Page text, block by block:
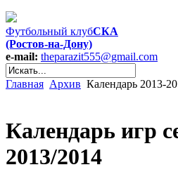
Футбольный клубСКА
(Ростов-на-Дону)
e-mail: theparazit555@gmail.com
Главная Архив Календарь 2013-
Календарь игр
2013/2014